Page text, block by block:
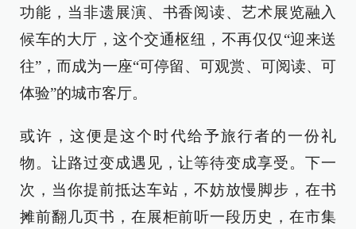
功能，当非遗展演、书香阅读、艺术展览融入
候车的大厅，这个交通枢纽，不再仅仅“迎来送
往”，而成为一座“可停留、可观赏、可阅读、可
体验”的城市客厅。
或许，这便是这个时代给予旅行者的一份礼
物。让路过变成遇见，让等待变成享受。下一
次，当你提前抵达车站，不妨放慢脚步，在书
摊前翻几页书，在展柜前听一段历史，在市集